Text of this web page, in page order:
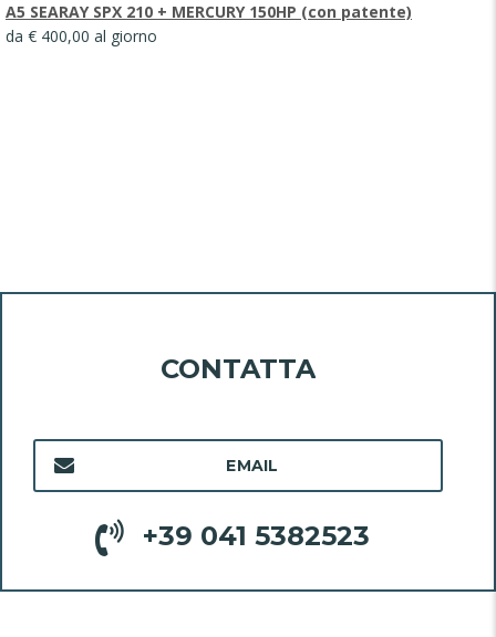
A5 SEARAY SPX 210 + MERCURY 150HP (con patente)
da € 400,00 al giorno
CONTATTA
EMAIL
+39 041 5382523